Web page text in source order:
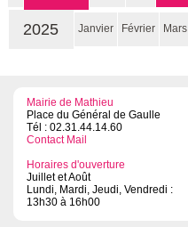
2025 Janvier Février Mars
Mairie de Mathieu
Place du Général de Gaulle
Tél : 02.31.44.14.60
Contact Mail
Horaires d'ouverture
Juillet et Août
Lundi, Mardi, Jeudi, Vendredi :
13h30 à 16h00